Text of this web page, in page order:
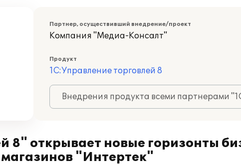
Партнер, осуществивший внедрение/проект
Компания "Медиа-Консалт"
Продукт
1С:Управление торговлей 8
Внедрения продукта всеми партнерами
открывает новые горизонты
"Интертек"